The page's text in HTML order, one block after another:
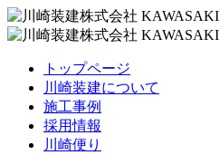
トップページ
川崎装建について
施工事例
採用情報
川崎便り